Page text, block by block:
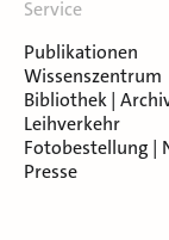
Service
Publikationen
Wissenszentrum
Bibliothek |
Leihverkehr
Fotobestellung |
Presse